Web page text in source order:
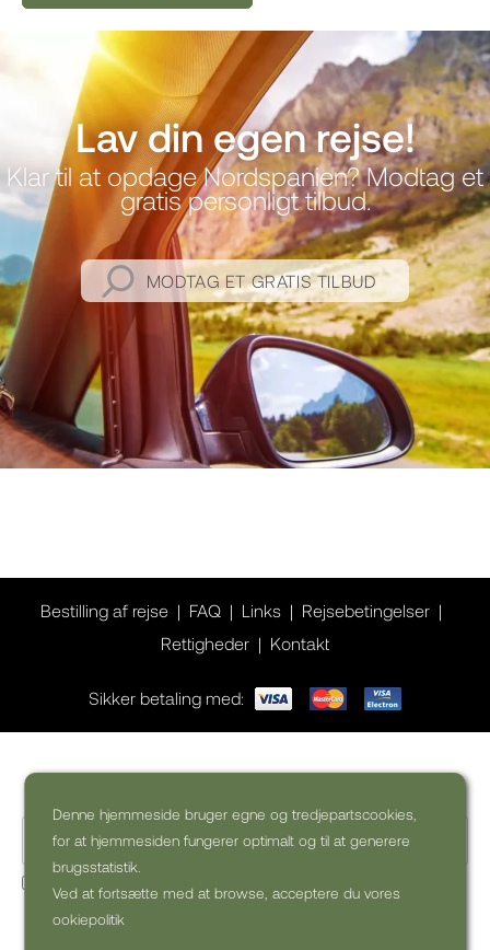
Denne hjemmeside bruger egne og tredjepartscookies,
for at hjemmesiden fungerer optimalt og til at generere
brugsstatistik.
Ved at fortsætte med at browse, acceptere du vores
ookiepolitik
Lav din egen rejse!
Klar til at opdage Nordspanien? Modtag et
gratis personligt tilbud.
MODTAG ET GRATIS TILBUD
Bestilling af rejse FAQ Links
Rejsebetingelser
Rettigheder
Kontakt
Sikker betaling med:
altid afmeldes)